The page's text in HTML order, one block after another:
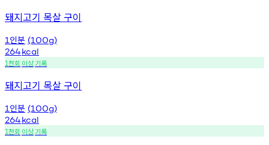
돼지고기 목살 구이
1 인분 (100g)
264kcal
1천회 이상기록
돼지고기 목살 구이
1 인분 (100g)
264kcal
1천회 이상기록